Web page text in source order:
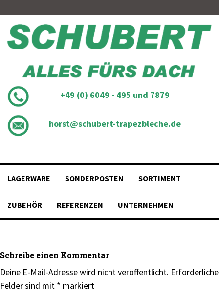
content
+49 (0) 6049 - 495 und 7879
horst@schubert-trapezbleche.de
LAGERWARE SONDERPOSTEN SORTIMENT
ZUBEHÖR REFERENZEN UNTERNEHMEN
Schreibe einen Kommentar
Deine E-Mail-Adresse wird nicht veröffentlicht. Erforderliche
Felder sind mit * markiert